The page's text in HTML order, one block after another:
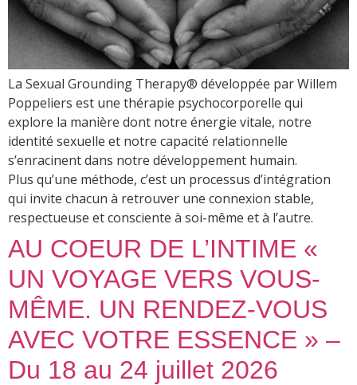
La Sexual Grounding Therapy® développée par Willem
Poppeliers est une thérapie psychocorporelle qui
explore la manière dont notre énergie vitale, notre
identité sexuelle et notre capacité relationnelle
s’enracinent dans notre développement humain.
Plus qu’une méthode, c’est un processus d’intégration
qui invite chacun à retrouver une connexion stable,
respectueuse et consciente à soi-même et à l’autre.
AU COEUR DE L’INTIME «
UN VOYAGE VERS VOUS-
MÊME. UN RENDEZ-VOUS
AVEC VOTRE ESSENCE » –
Du 18 au 24 juillet 2026